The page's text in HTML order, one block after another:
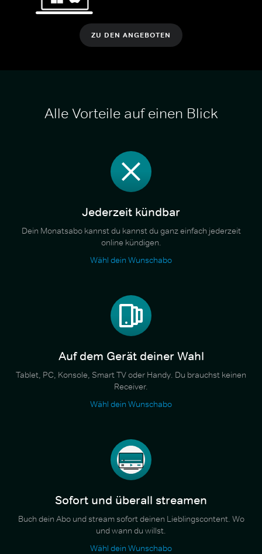
ZU DEN ANGEBOTEN
Alle Vorteile auf einen Blick
Jederzeit kündbar
Dein Monatsabo kannst du kannst du ganz einfach jederzeit
online kündigen.
Wähl dein Wunschabo
Auf dem Gerät deiner Wahl
Tablet, PC, Konsole, Smart TV oder Handy. Du brauchst keinen
Receiver.
Wähl dein Wunschabo
Sofort und überall streamen
Buch dein Abo und stream sofort deinen Lieblingscontent. Wo
und wann du willst.
Wähl dein Wunschabo